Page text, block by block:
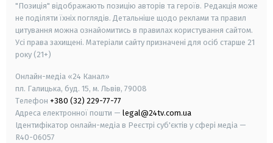
"Позиція" відображають позицію авторів та героїв. Редакція може
не поділяти їхніх поглядів. Детальніше щодо реклами та правил
цитування можна ознайомитись в правилах користування сайтом.
Усі права захищені. Матеріали сайту призначені для осіб старше 21
року (21+)
Онлайн-медіа «24 Канал»
пл. Галицька, буд. 15, м. Львів, 79008
Телефон +380 (32) 229-77-77
Адреса електронної пошти — legal@24tv.com.ua
Ідентифікатор онлайн-медіа в Реєстрі суб'єктів у сфері медіа —
R40-06057